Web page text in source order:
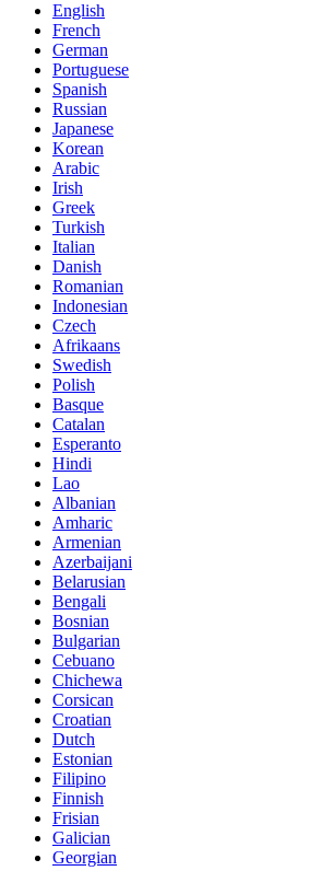
English
French
German
Portuguese
Spanish
Russian
Japanese
Korean
Arabic
Irish
Greek
Turkish
Italian
Danish
Romanian
Indonesian
Czech
Afrikaans
Swedish
Polish
Basque
Catalan
Esperanto
Hindi
Lao
Albanian
Amharic
Armenian
Azerbaijani
Belarusian
Bengali
Bosnian
Bulgarian
Cebuano
Chichewa
Corsican
Croatian
Dutch
Estonian
Filipino
Finnish
Frisian
Galician
Georgian